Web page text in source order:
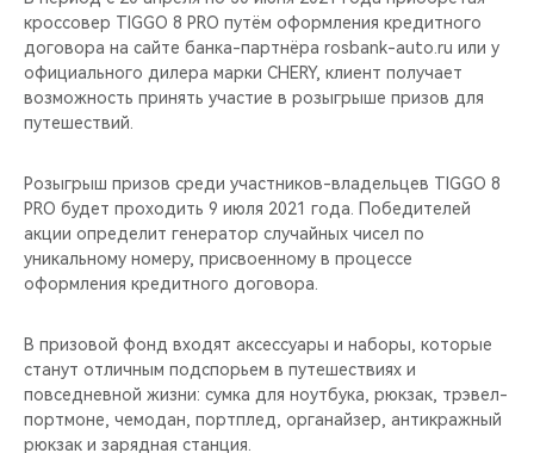
НОВИНКИ
CHERY CONNECT
ЛЮДИ CHERY
CHERY И СПОРТ
НАШИ МЕРОПРИЯТИЯ
CHERY ДЛЯ ДЕТЕЙ
кроссовер TIGGO 8 PRO путём оформления кредитного
договора на сайте банка-партнёра rosbank-auto.ru или у
официального дилера марки CHERY, клиент получает
возможность принять участие в розыгрыше призов для
путешествий.
Розыгрыш призов среди участников-владельцев TIGGO 8
PRO будет проходить 9 июля 2021 года. Победителей
акции определит генератор случайных чисел по
уникальному номеру, присвоенному в процессе
оформления кредитного договора.
В призовой фонд входят аксессуары и наборы, которые
станут отличным подспорьем в путешествиях и
повседневной жизни: сумка для ноутбука, рюкзак, трэвел-
портмоне, чемодан, портплед, органайзер, антикражный
рюкзак и зарядная станция.